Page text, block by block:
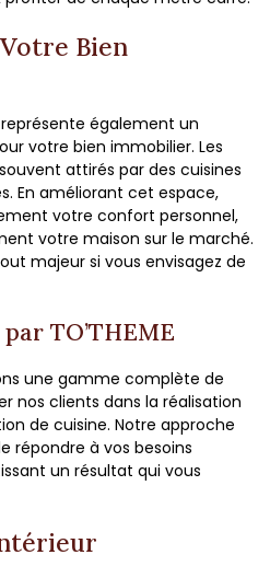
Bien
également un
votre bien immobilier. Les
attirés par des cuisines
En améliorant cet espace,
votre confort personnel,
votre maison sur le marché.
majeur si vous envisagez de
TO’THEME
une gamme complète de
nos clients dans la réalisation
de cuisine. Notre approche
répondre à vos besoins
un résultat qui vous